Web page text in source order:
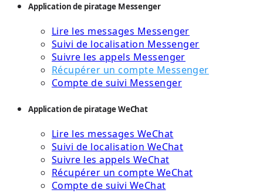
Application de piratage Messenger
Lire les messages Messenger
Suivi de localisation Messenger
Suivre les appels Messenger
Récupérer un compte Messenger
Compte de suivi Messenger
Application de piratage WeChat
Lire les messages WeChat
Suivi de localisation WeChat
Suivre les appels WeChat
Récupérer un compte WeChat
Compte de suivi WeChat